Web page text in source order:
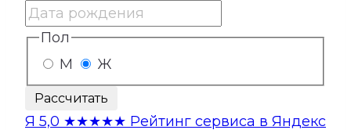
Пол
М
Ж
Рассчитать
Я 5,0 ★★★★★ Рейтинг сервиса в Яндекс